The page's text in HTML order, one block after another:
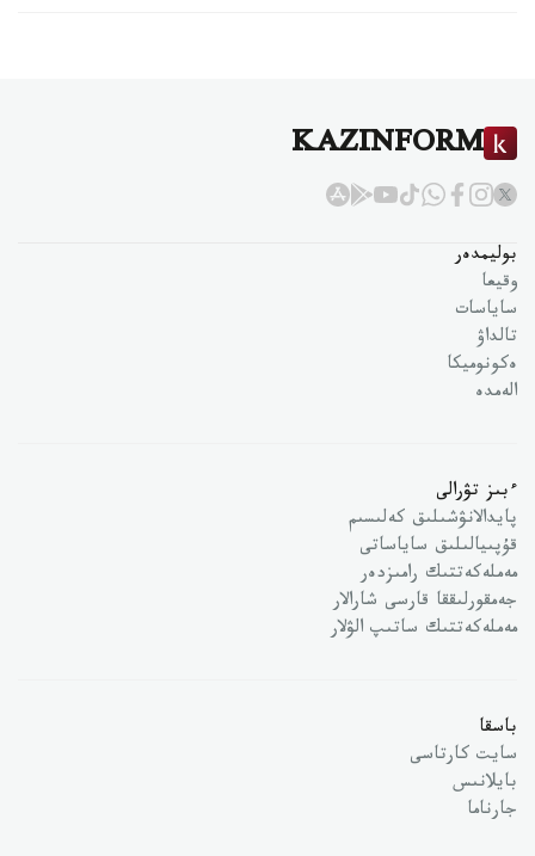
KAZINFORM
بوليمدەر
وقيعا
ساياسات
تالداۋ
ەكونوميكا
الەمدە
ءبىز تۋرالى
پايدالانۋشىلىق كەلىسىم
قۇپىيالىلىق ساياساتى
مەملەكەتتىك رامىزدەر
جەمقورلىققا قارسى شارالار
مەملەكەتتىك ساتىپ الۋلار
باسقا
سايت كارتاسى
بايلانىس
جارناما